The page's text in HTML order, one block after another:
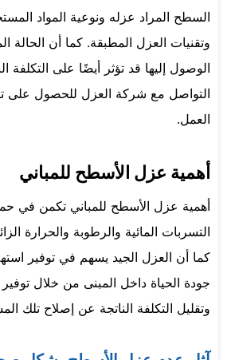
السطح المراد عزله ونوعية المواد
وتقنيات العزل المطبقة. كما أن الحالة
الوصول إليها قد تؤثر أيضًا على التكلفة
التواصل مع شركة العزل للحصول على
العمل.
أهمية عزل الأسطح للمباني
أهمية عزل الأسطح للمباني تكمن في
التسربات المائية والرطوبة والحرارة
كما أن العزل الجيد يسهم في توفير
جودة الحياة داخل المبنى من خلال
وتقليل التكلفة الناتجة عن إصلاح تلك